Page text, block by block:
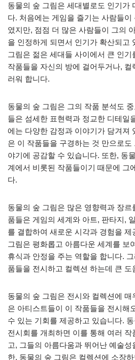
동물의 숲 그림은 세대별로도 인기가
다. 처음에는 게임을 즐기는 사람들
였지만, 점점 더 많은 사람들이 그의
을 인정하게 되면서 인기가 확산되고
그림은 젊은 세대들 사이에서 큰 인
작품들을 자신의 방에 걸어두거나,
러워 합니다.
동물의 숲 그림은 그의 작품 분석도
들은 섬세한 표현력과 정교한 디테일
에는 다양한 감정과 이야기가 담겨져
은 이 작품들을 구경하는 것 만으로도
야기에 공감할 수 있습니다. 또한, 동
계에서 비롯된 작품들이기 때문에 그
다.
동물의 숲 그림은 많은 영향력과 장
품들은 게임의 세계와 아트, 판타지,
를 결합하여 새로운 시각과 경험을
그림은 평화롭고 아름다운 세계를 보
휴식과 안정을 주는 역할을 합니다.
품들을 전시하고 컬렉션 하는데 큰 도
동물의 숲 그림은 전시와 컬렉션에
은 아티스트들이 이 작품들을 전시해
수 있는 기회를 제공하고 있습니다.
전시회를 개최하면 이를 통해 여러 작
고, 그들의 아름다움과 뛰어난 예술
한, 동물의 숲 그림은 컬렉션에 소장